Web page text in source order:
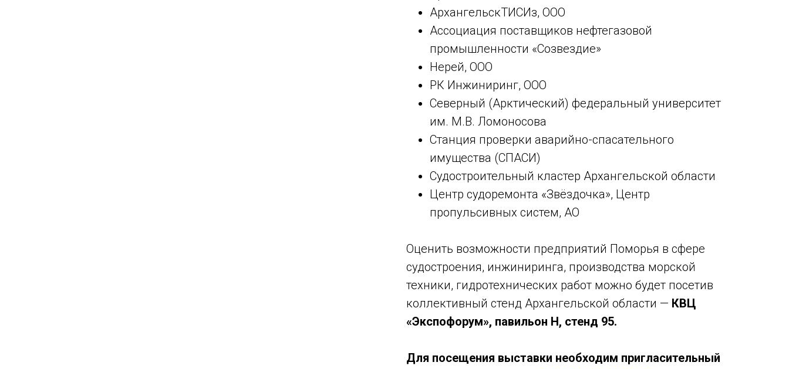
АрхангельскТИСИз, ООО
Ассоциация поставщиков нефтегазовой
промышленности «Созвездие»
Нерей, ООО
РК Инжиниринг, ООО
Северный (Арктический) федеральный университет
им. М.В. Ломоносова
Станция проверки аварийно-спасательного
имущества (СПАСИ)
Судостроительный кластер Архангельской области
Центр судоремонта «Звёздочка», Центр
пропульсивных систем, АО
Оценить возможности предприятий Поморья в сфере
судостроения, инжиниринга, производства морской
техники, гидротехнических работ можно будет посетив
коллективный стенд Архангельской области — КВЦ
«Экспофорум», павильон Н, стенд 95.
Для посещения выставки необходим пригласительный